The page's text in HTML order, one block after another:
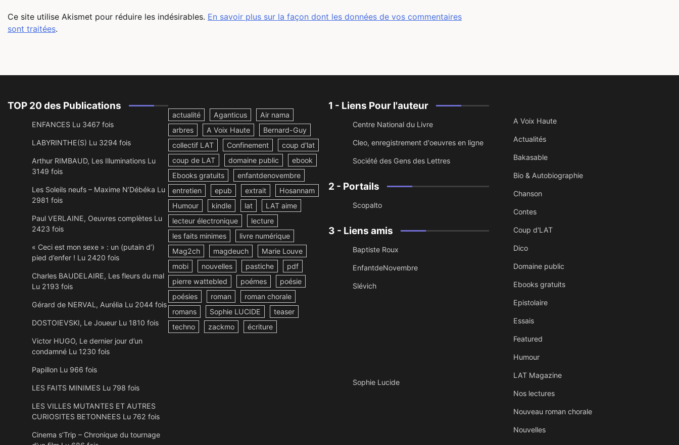
Ce site utilise Akismet pour réduire les indésirables. En savoir plus sur la façon dont les données de vos commentaires
sont traitées.
TOP 20 des Publications
ENFANCES Lu 3467 fois
LABYRINTHE(S) Lu 3294 fois
Arthur RIMBAUD, Les Illuminations Lu
3149 fois
Les Soleils neufs – Maxime N’Débéka Lu
2981 fois
Paul VERLAINE, Oeuvres complètes Lu
2423 fois
« Ceci est mon sexe » : un (putain d’)
pied d’enfer ! Lu 2420 fois
Charles BAUDELAIRE, Les fleurs du mal
Lu 2193 fois
Gérard de NERVAL, Aurélia Lu 2044 fois
DOSTOIEVSKI, Le Joueur Lu 1810 fois
Victor HUGO, Le dernier jour d’un
condamné Lu 1230 fois
Papillon Lu 966 fois
LES FAITS MINIMES Lu 798 fois
LES VILLES MUTANTES ET AUTRES
CURIOSITES BETONNEES Lu 762 fois
Cinema s’Trip – Chronique du tournage
actualité Aganticus
Air nama
arbres
A Voix Haute
Bernard-Guy
collectif LAT
Confinement
coup d'lat
coup de LAT
domaine public
ebook
Ebooks gratuits
enfantdenovembre
entretien
epub extrait
Hosannam
Humour
kindle lat
LAT aime
lecteur électronique
lecture
les faits minimes
livre numérique
Mag2ch
magdeuch
Marie Louve
mobi
nouvelles pastiche
pdf
pierre wattebled
poémes
poésie
poésies
roman
roman chorale
romans
Sophie LUCIDE
teaser
techno
zackmo écriture
1 - Liens Pour l'auteur
Centre National du Livre
Cleo, enregistrement d'oeuvres en ligne
Société des Gens des Lettres
2 - Portails
Scopalto
3 - Liens amis
Baptiste Roux
EnfantdeNovembre
Slévich
Sophie Lucide
A Voix Haute
Actualités
Bakasable
Bio & Autobiographie
Chanson
Contes
Coup d'LAT
Dico
Domaine public
Ebooks gratuits
Epistolaire
Essais
Featured
Humour
LAT Magazine
Nos lectures
Nouveau roman chorale
Nouvelles